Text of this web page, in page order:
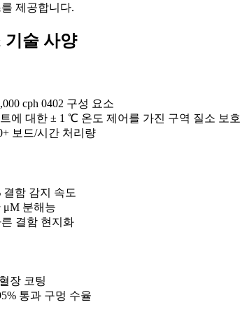
제공합니다.
기술 사양
cph 0402 구성 요소
에 대한 ± 1 ℃ 온도 제어를 가진 구역 질소 보호
보드/시간 처리량
결함 감지 속도
μM 분해능
결함 현지화
장 코팅
통과 구멍 수율